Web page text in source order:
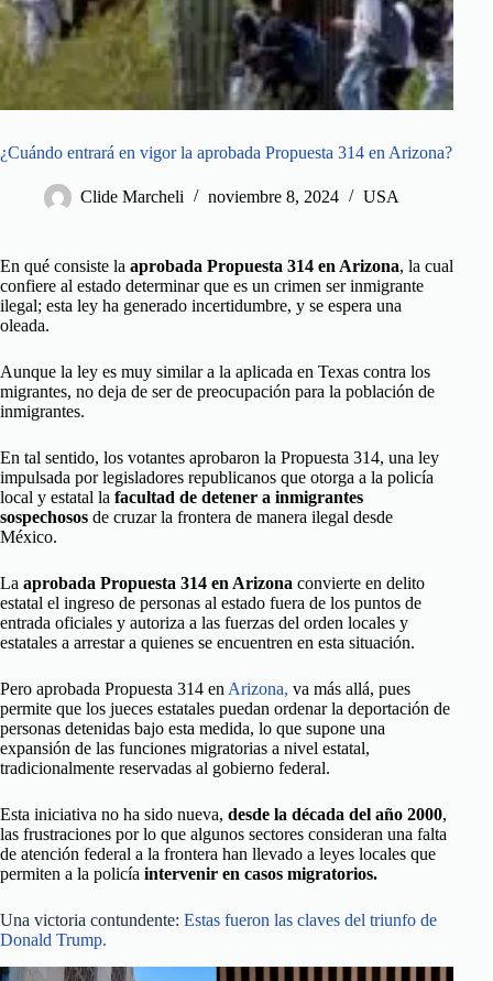
¿Cuándo entrará en vigor la aprobada Propuesta 314 en Arizona?
Clide Marcheli noviembre 8, 2024 USA
En qué consiste la aprobada Propuesta 314 en Arizona, la cual
confiere al estado determinar que es un crimen ser inmigrante
ilegal; esta ley ha generado incertidumbre, y se espera una
oleada.
Aunque la ley es muy similar a la aplicada en Texas contra los
migrantes, no deja de ser de preocupación para la población de
inmigrantes.
En tal sentido, los votantes aprobaron la Propuesta 314, una ley
impulsada por legisladores republicanos que otorga a la policía
local y estatal la facultad de detener a inmigrantes
sospechosos de cruzar la frontera de manera ilegal desde
México.
La aprobada Propuesta 314 en Arizona convierte en delito
estatal el ingreso de personas al estado fuera de los puntos de
entrada oficiales y autoriza a las fuerzas del orden locales y
estatales a arrestar a quienes se encuentren en esta situación.
Pero aprobada Propuesta 314 en Arizona, va más allá, pues
permite que los jueces estatales puedan ordenar la deportación de
personas detenidas bajo esta medida, lo que supone una
expansión de las funciones migratorias a nivel estatal,
tradicionalmente reservadas al gobierno federal.
Esta iniciativa no ha sido nueva, desde la década del año 2000,
las frustraciones por lo que algunos sectores consideran una falta
de atención federal a la frontera han llevado a leyes locales que
permiten a la policía intervenir en casos migratorios.
Una victoria contundente: Estas fueron las claves del triunfo de
Donald Trump.